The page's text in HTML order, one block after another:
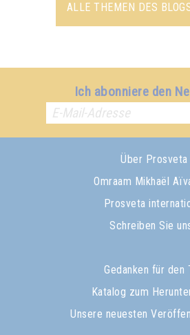
ALLE THEMEN DES
Ich abonniere den
Über Prosveta
Omraam Mikhaël
Prosveta
Schreiben Sie
Gedanken für den
Katalog zum
Unsere neuesten